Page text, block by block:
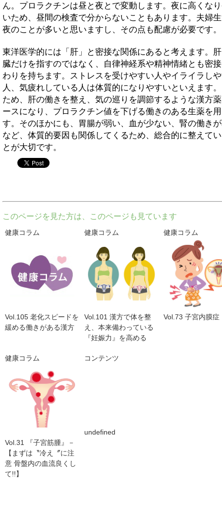
ん。プロラクチンは昼と夜とで変動します。夜に高くな
いため、昼間の検査で分からないこともあります。夫婦
夜のことが多いと思いますし、その点も配慮が必要です。
東洋医学的には「肝」と密接な関係にあると考えます。
臓だけを指すのではなく、自律神経系や精神情緒とも密
わりを持ちます。ストレスを受けやすい人やイライラし
人、気疲れしている人は体質的になりやすいといえます
ため、肝の働きを整え、気の巡りを調節するような漢方
ースになり、プロラクチン値を下げる働きのある生薬を
す。そのほかにも、胃腸が弱い、血が少ない、腎の働き
など、体質的要因も関係してくるため、総合的に整えて
とが大切です。
このページを見た方は、このページも見ています
健康コラム
Vol.105 老化スピードを
緩める働きがある漢方
健康コラム
Vol.101 漢方で体を整
え、本来備わっている
『妊娠力』を高める
健康コラム
Vol.73 子宮内膜症
健康コラム
Vol.31 『子宮筋腫』－
【まずは〝冷え〞に注
意 骨盤内の血流良くし
て!!】
コンテンツ
undefined